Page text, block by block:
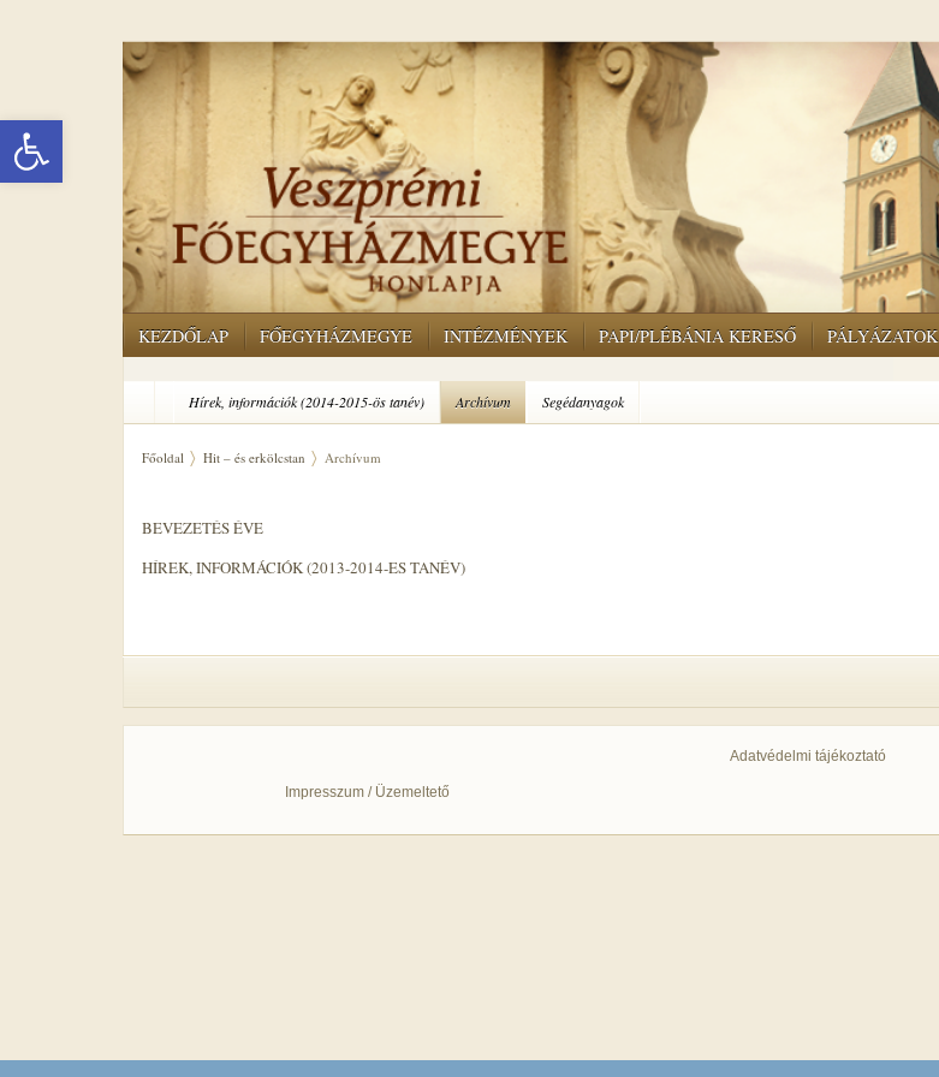
Eszköztár megnyitása
KEZDŐLAP FŐEGYHÁZMEGYE INTÉZMÉNYEK PAPI/PLÉBÁNIA KERESŐ PÁLYÁZATOK
Hírek, információk (2014-2015-ös tanév) Archívum Segédanyagok
Főoldal Hit – és erkölcstan Archívum
BEVEZETÉS ÉVE
HÍREK, INFORMÁCIÓK (2013-2014-ES TANÉV)
Adatvédelmi tájékoztató
Impresszum / Üzemeltető